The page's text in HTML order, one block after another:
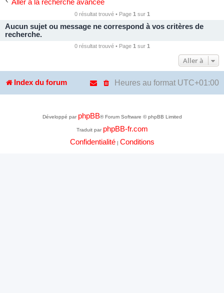
Aller à la recherche avancée
0 résultat trouvé • Page 1 sur 1
Aucun sujet ou message ne correspond à vos critères de
recherche.
0 résultat trouvé • Page 1 sur 1
Aller à
Index du forum Heures au format UTC+01:00
Développé par phpBB® Forum Software © phpBB Limited
Traduit par phpBB-fr.com
Confidentialité| Conditions